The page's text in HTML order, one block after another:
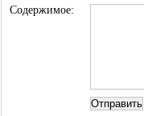
Содержимое: